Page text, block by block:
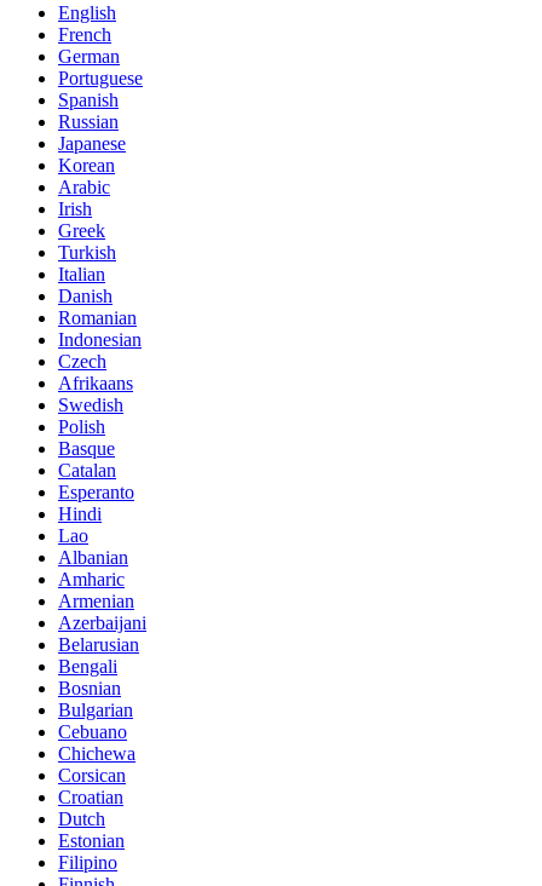
English
French
German
Portuguese
Spanish
Russian
Japanese
Korean
Arabic
Irish
Greek
Turkish
Italian
Danish
Romanian
Indonesian
Czech
Afrikaans
Swedish
Polish
Basque
Catalan
Esperanto
Hindi
Lao
Albanian
Amharic
Armenian
Azerbaijani
Belarusian
Bengali
Bosnian
Bulgarian
Cebuano
Chichewa
Corsican
Croatian
Dutch
Estonian
Filipino